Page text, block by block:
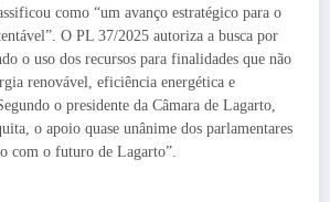
como “um avanço estratégico para o
O PL 37/2025 autoriza a busca por
o uso dos recursos para finalidades que não
renovável, eficiência energética e
o presidente da Câmara de Lagarto,
o apoio quase unânime dos parlamentares
com o futuro de Lagarto”.